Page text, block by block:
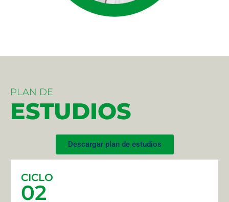
PLAN DE
ESTUDIOS
Descargar plan de estudios
CICLO
02